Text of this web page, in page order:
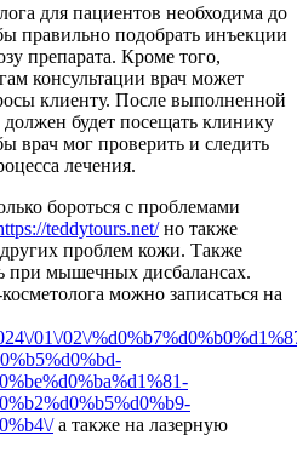
для пациентов необходима до
правильно подобрать инъекции
препарата. Кроме того,
консультации врач может
клиенту. После выполненной
будет посещать клинику
врач мог проверить и следить
лечения.
бороться с проблемами
teddytours.net/но также
проблем кожи. Также
при мышечных дисбалансах.
можно записаться на
01\/02\/
а также на лазерную